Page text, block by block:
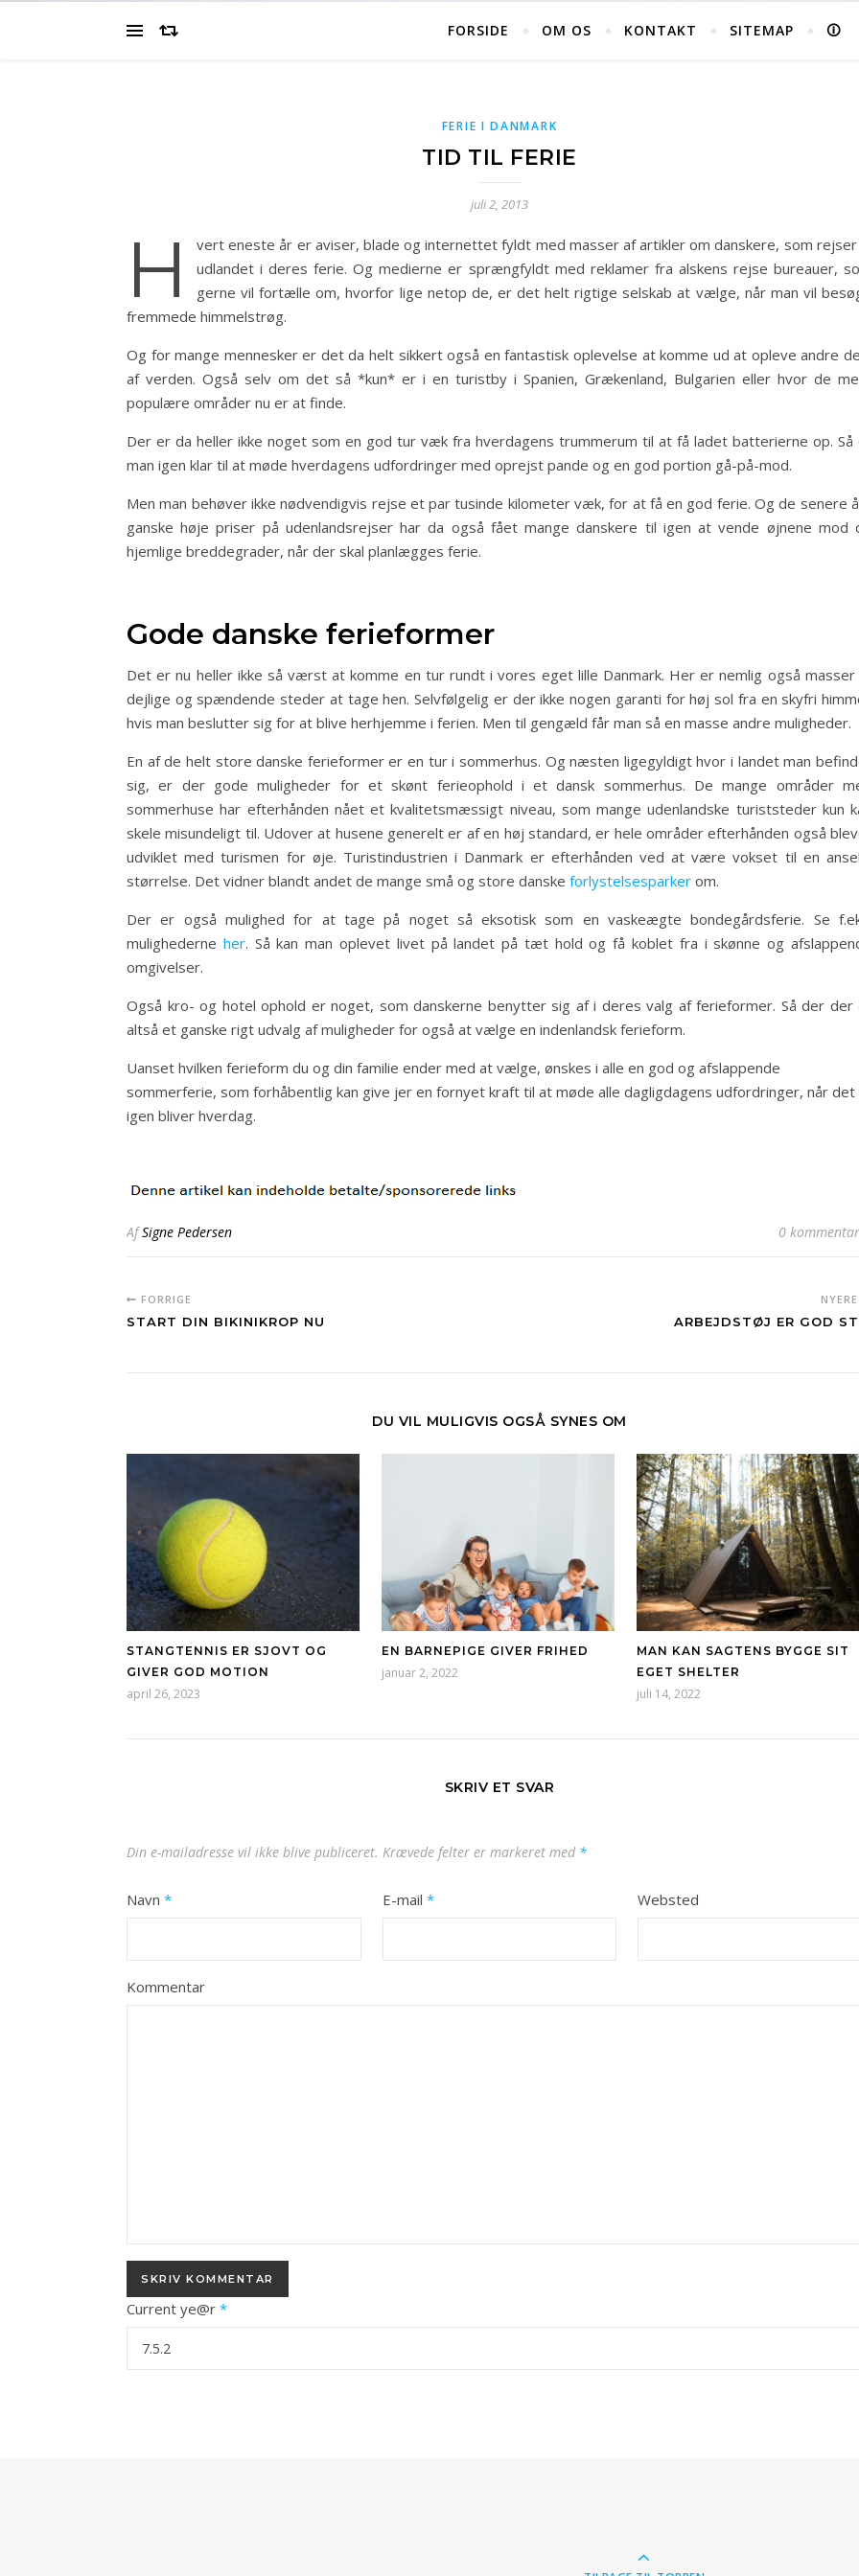
FORSIDE OM OS KONTAKT SITEMAP 🛈
FERIE I DANMARK
TID TIL FERIE
juli 2, 2013
H
vert eneste år er aviser, blade og internettet fyldt med masser af artikler om danskere, som
udlandet i deres ferie. Og medierne er sprængfyldt med reklamer fra alskens rejse bureauer,
gerne vil fortælle om, hvorfor lige netop de, er det helt rigtige selskab at vælge, når man vil
fremmede himmelstrøg.
Og for mange mennesker er det da helt sikkert også en fantastisk oplevelse at komme ud at opleve andre
af verden. Også selv om det så *kun* er i en turistby i Spanien, Grækenland, Bulgarien eller hvor de
populære områder nu er at finde.
Der er da heller ikke noget som en god tur væk fra hverdagens trummerum til at få ladet batterierne op. Så
man igen klar til at møde hverdagens udfordringer med oprejst pande og en god portion gå-på-mod.
Men man behøver ikke nødvendigvis rejse et par tusinde kilometer væk, for at få en god ferie. Og de senere
ganske høje priser på udenlandsrejser har da også fået mange danskere til igen at vende øjnene mod
hjemlige breddegrader, når der skal planlægges ferie.
Gode danske ferieformer
Det er nu heller ikke så værst at komme en tur rundt i vores eget lille Danmark. Her er nemlig også masser
dejlige og spændende steder at tage hen. Selvfølgelig er der ikke nogen garanti for høj sol fra en skyfri
hvis man beslutter sig for at blive herhjemme i ferien. Men til gengæld får man så en masse andre muligheder.
En af de helt store danske ferieformer er en tur i sommerhus. Og næsten ligegyldigt hvor i landet man
sig, er der gode muligheder for et skønt ferieophold i et dansk sommerhus. De mange områder
sommerhuse har efterhånden nået et kvalitetsmæssigt niveau, som mange udenlandske turiststeder kun
skele misundeligt til. Udover at husene generelt er af en høj standard, er hele områder efterhånden også
udviklet med turismen for øje. Turistindustrien i Danmark er efterhånden ved at være vokset til en
størrelse. Det vidner blandt andet de mange små og store danske forlystelsesparker om.
Der er også mulighed for at tage på noget så eksotisk som en vaskeægte bondegårdsferie. Se
mulighederne her. Så kan man oplevet livet på landet på tæt hold og få koblet fra i skønne og
omgivelser.
Også kro- og hotel ophold er noget, som danskerne benytter sig af i deres valg af ferieformer. Så der der
altså et ganske rigt udvalg af muligheder for også at vælge en indenlandsk ferieform.
Uanset hvilken ferieform du og din familie ender med at vælge, ønskes i alle en god og afslappende
sommerferie, som forhåbentlig kan give jer en fornyet kraft til at møde alle dagligdagens udfordringer, når det
igen bliver hverdag.
AfSigne Pedersen 0
FORRIGE
START DIN BIKINIKROP NU ARBEJDSTØJ ER GOD
DU VIL MULIGVIS OGSÅ SYNES OM
STANGTENNIS ER SJOVT OG
GIVER GOD MOTION
april 26, 2023
EN BARNEPIGE GIVER FRIHED
januar 2, 2022
MAN KAN SAGTENS BYGGE SIT
EGET SHELTER
juli 14, 2022
SKRIV ET SVAR
Din e-mailadresse vil ikke blive publiceret. Krævede felter er markeret med *
Navn * E-mail * Websted
Kommentar
Current ye@r *